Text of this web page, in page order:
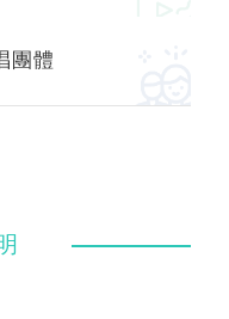
團體